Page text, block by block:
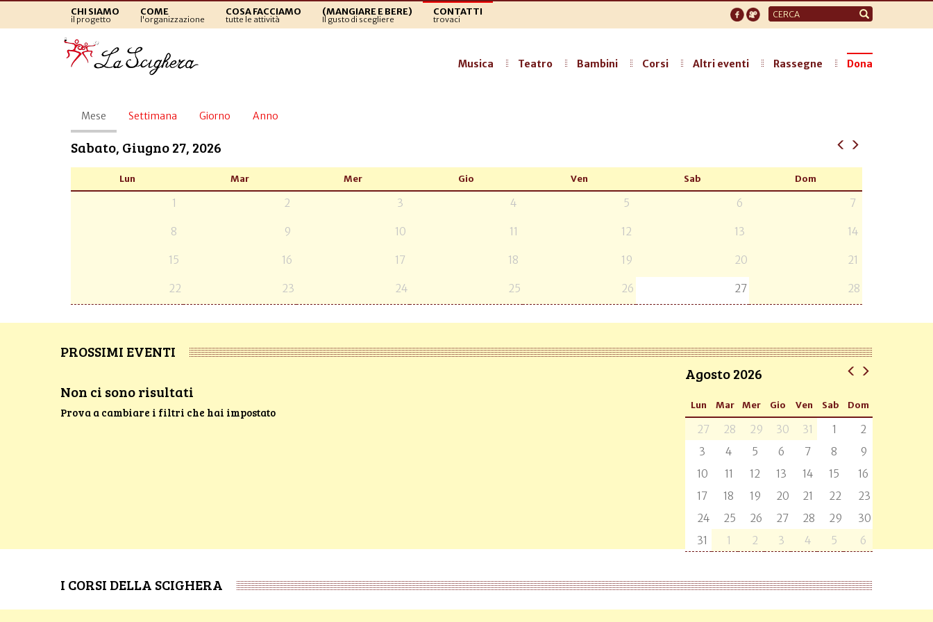
CHI SIAMO
il progetto
COME
l'organizzazione
COSA FACCIAMO
tutte le attività
(MANGIARE E BERE)
Il gusto di scegliere
CONTATTI
trovaci
Form
di
Musica Teatro Bambini Corsi Altri eventi Rassegne Dona
Schede
primarie
Mese (scheda
attiva)
Settimana Giorno Anno
Sabato, Giugno 27, 2026
Lun Mar Mer Gio Ven Sab Dom
1 2 3 4 5 6 7
8 9 10 11 12 13 14
15 16 17 18 19 20 21
22 23 24 25 26 27 28
PROSSIMI EVENTI
Non ci sono risultati
Prova a cambiare i filtri che hai impostato
Agosto 2026
Lun Mar Mer Gio Ven Sab Dom
27 28 29 30 31 1
2
3
4 5 6 7 8
9
10
11 12 13 14 15
16
17
18 19 20 21 22
23
24
25 26 27 28 29
30
31
1 2 3 4 5 6
I CORSI DELLA SCIGHERA